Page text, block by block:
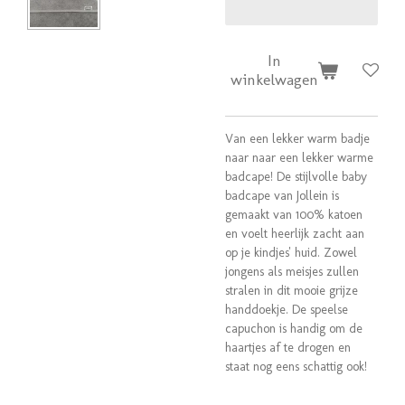
In
winkelwagen
Van een lekker warm badje
naar naar een lekker warme
badcape! De stijlvolle baby
badcape van Jollein is
gemaakt van 100% katoen
en voelt heerlijk zacht aan
op je kindjes' huid. Zowel
jongens als meisjes zullen
stralen in dit mooie grijze
handdoekje. De speelse
capuchon is handig om de
haartjes af te drogen en
staat nog eens schattig ook!